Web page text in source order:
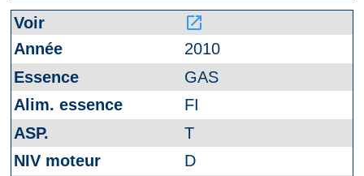
launch
2010
GAS
FI
T
D